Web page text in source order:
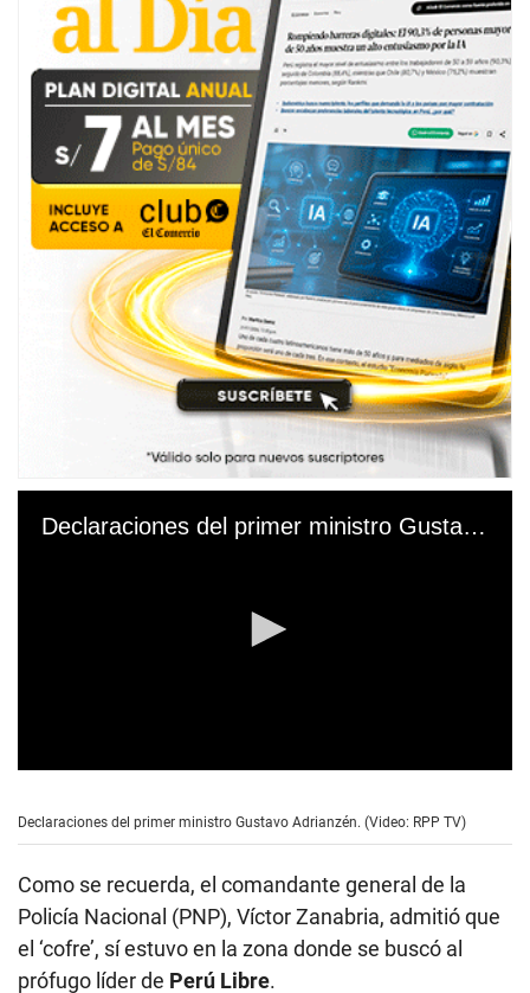
Declaraciones del primer ministro Gustavo Adrianzén
e
n
d
s
o
f
m
Declaraciones del primer ministro Gustavo Adrianzén. (Video: RPP TV)
Como se recuerda, el comandante general de la
Policía Nacional (PNP), Víctor Zanabria, admitió que
el ‘cofre’, sí estuvo en la zona donde se buscó al
prófugo líder de Perú Libre.